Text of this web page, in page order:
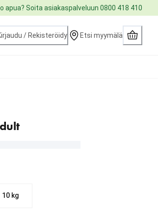
apua? Soita asiakaspalveluun 0800 418 410
/ Rekisteröidy Etsi myymälä
10 kg